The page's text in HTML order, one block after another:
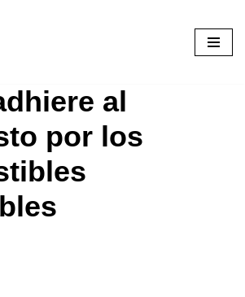
al
por los